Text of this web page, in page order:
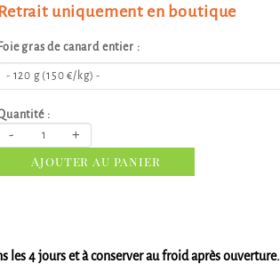
Retrait uniquement en boutique
Foie gras de canard entier :
:
- +
Ajouter au panier
les 4 jours et à conserver au froid après ouverture.